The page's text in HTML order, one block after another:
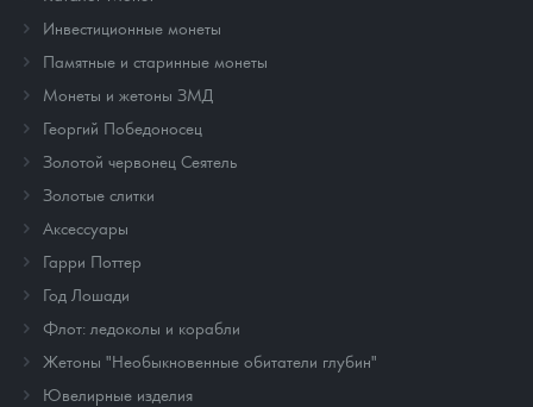
Инвестиционные монеты
Памятные и старинные монеты
Монеты и жетоны ЗМД
Георгий Победоносец
Золотой червонец Сеятель
Золотые слитки
Аксессуары
Гарри Поттер
Год Лошади
Флот: ледоколы и корабли
Жетоны "Необыкновенные обитатели глубин"
Ювелирные изделия